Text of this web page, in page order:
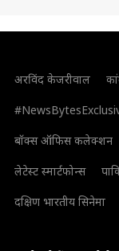
अरविंद केजरीवाल
बॉक्स ऑफिस कलेक्शन
लेटेस्ट स्मार्टफोन्स
दक्षिण भारतीय सिनेमा